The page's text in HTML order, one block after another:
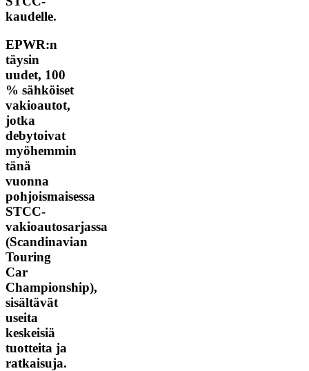
kaudelle.
EPWR:n
täysin
uudet, 100
% sähköiset
vakioautot,
jotka
debytoivat
myöhemmin
tänä
vuonna
pohjoismaisessa
STCC-
vakioautosarjassa
(Scandinavian
Touring
Car
Championship),
sisältävät
useita
keskeisiä
tuotteita ja
ratkaisuja.